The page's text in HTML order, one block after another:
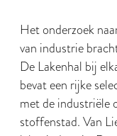
Het onderzoek
van industrie
De Lakenhal bij
bevat een rijke
met de industriële
stoffenstad. Van